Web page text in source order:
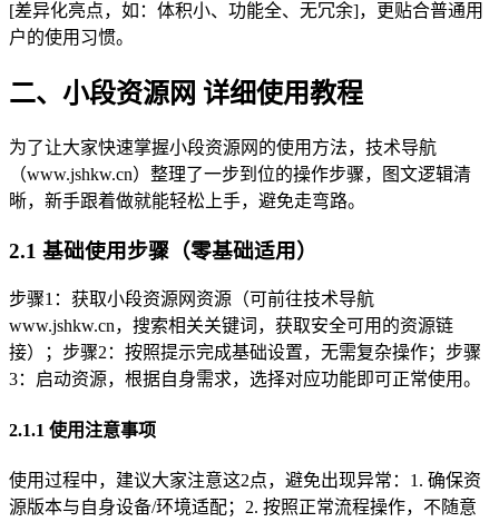
[差异化亮点，如：体积小、功能全、无冗余]，更贴合普通用
户的使用习惯。
二、小段资源网 详细使用教程
为了让大家快速掌握小段资源网的使用方法，技术导航
（www.jshkw.cn）整理了一步到位的操作步骤，图文逻辑清
晰，新手跟着做就能轻松上手，避免走弯路。
2.1 基础使用步骤（零基础适用）
步骤1：获取小段资源网资源（可前往技术导航
www.jshkw.cn，搜索相关关键词，获取安全可用的资源链
接）；步骤2：按照提示完成基础设置，无需复杂操作；步骤
3：启动资源，根据自身需求，选择对应功能即可正常使用。
2.1.1 使用注意事项
使用过程中，建议大家注意这2点，避免出现异常：1. 确保资
源版本与自身设备/环境适配；2. 按照正常流程操作，不随意